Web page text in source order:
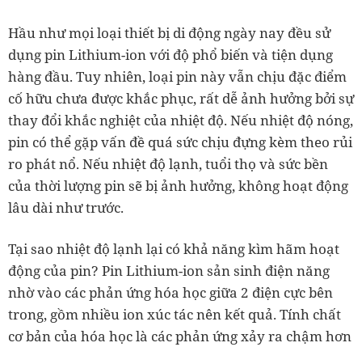
Hầu như mọi loại thiết bị di động ngày nay đều sử
dụng pin Lithium-ion với độ phổ biến và tiện dụng
hàng đầu. Tuy nhiên, loại pin này vẫn chịu đặc điểm
cố hữu chưa được khắc phục, rất dễ ảnh hưởng bởi sự
thay đổi khắc nghiệt của nhiệt độ. Nếu nhiệt độ nóng,
pin có thể gặp vấn đề quá sức chịu đựng kèm theo rủi
ro phát nổ. Nếu nhiệt độ lạnh, tuổi thọ và sức bền
của thời lượng pin sẽ bị ảnh hưởng, không hoạt động
lâu dài như trước.
Tại sao nhiệt độ lạnh lại có khả năng kìm hãm hoạt
động của pin? Pin Lithium-ion sản sinh điện năng
nhờ vào các phản ứng hóa học giữa 2 điện cực bên
trong, gồm nhiều ion xúc tác nên kết quả. Tính chất
cơ bản của hóa học là các phản ứng xảy ra chậm hơn